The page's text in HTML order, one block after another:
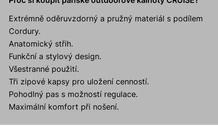
Extrémně oděruvzdorný a pružný materiál s podílem
Cordury.
Anatomický střih.
Funkční a stylový design.
Všestranné použití.
Tři zipové kapsy pro uložení cenností.
Pohodlný pas s možností regulace.
Maximální komfort při nošení.